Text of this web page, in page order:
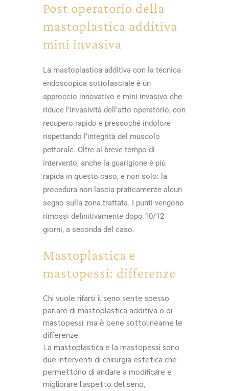
Post operatorio della
mastoplastica additiva
mini invasiva
La mastoplastica additiva con la tecnica
endoscopica sottofasciale è un
approccio innovativo e mini invasivo che
riduce l’invasività dell’atto operatorio, con
recupero rapido e pressoché indolore
rispettando l’integrità del muscolo
pettorale. Oltre al breve tempo di
intervento, anche la guarigione è più
rapida in questo caso, e non solo: la
procedura non lascia praticamente alcun
segno sulla zona trattata. I punti vengono
rimossi definitivamente dopo 10/12
giorni, a seconda del caso.
Mastoplastica e
mastopessi: differenze
Chi vuole rifarsi il seno sente spesso
parlare di mastoplastica additiva o di
mastopessi, ma è bene sottolinearne le
differenze.
La mastoplastica e la mastopessi sono
due interventi di chirurgia estetica che
permettono di andare a modificare e
migliorare l’aspetto del seno,